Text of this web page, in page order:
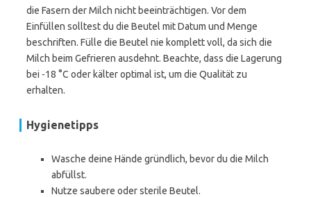
die Fasern der Milch nicht beeinträchtigen. Vor dem
Einfüllen solltest du die Beutel mit Datum und Menge
beschriften. Fülle die Beutel nie komplett voll, da sich die
Milch beim Gefrieren ausdehnt. Beachte, dass die Lagerung
bei -18 °C oder kälter optimal ist, um die Qualität zu
erhalten.
Hygienetipps
Wasche deine Hände gründlich, bevor du die Milch
abfüllst.
Nutze saubere oder sterile Beutel.